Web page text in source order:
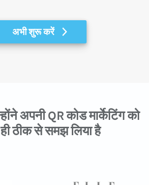
अभी शुरू करें
अपनी QR कोड मार्केटिंग को
ठीक से समझ लिया है